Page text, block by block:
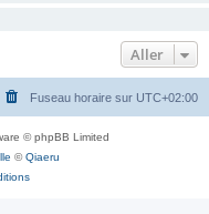
Aller
Fuseau horaire sur UTC+02:00
© phpBB Limited
©Qiaeru